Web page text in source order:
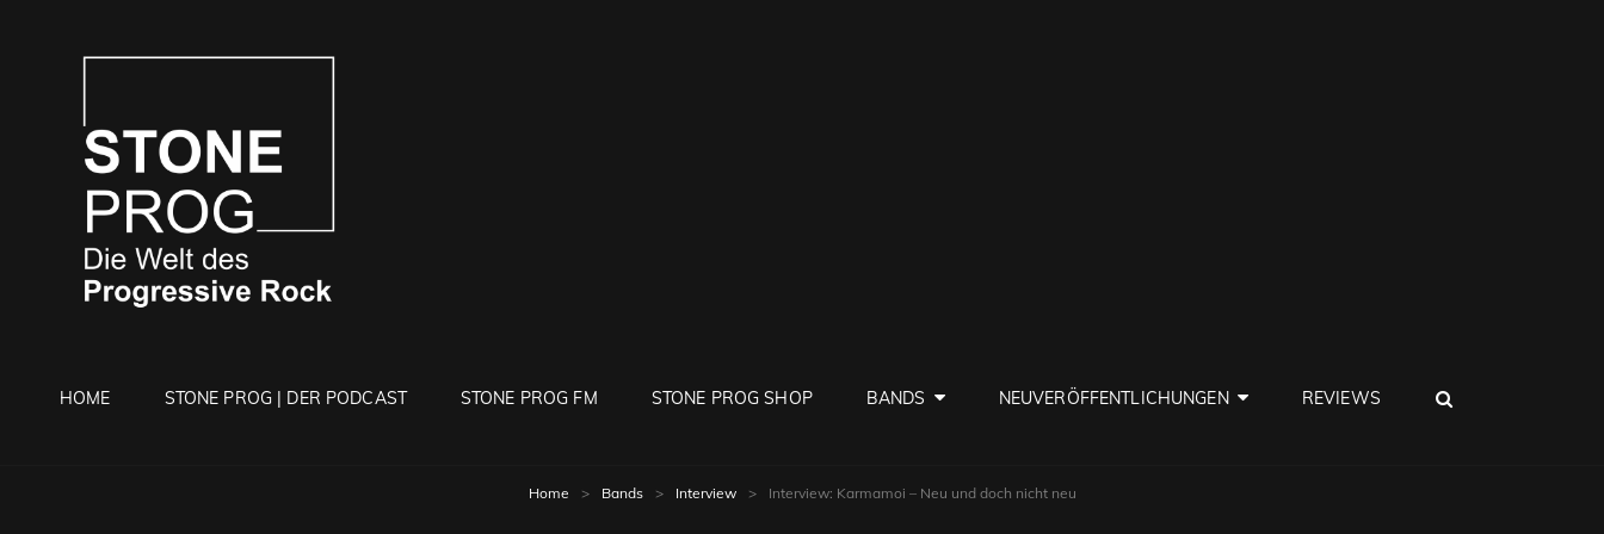
HOME STONE PROG | DER PODCAST STONE PROG FM STONE PROG SHOP BANDS NEUVERÖFFENTLICHUNGEN REVIEWS
Home > Bands > Interview > Interview: Karmamoi – Neu und doch nicht neu